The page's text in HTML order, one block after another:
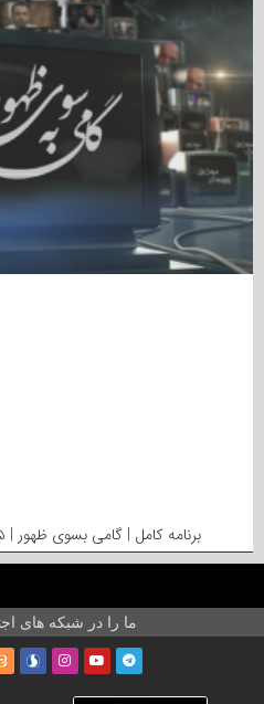
برنامه کامل | گامی بسوی ظهور | ۱۴۰۵.۴.۵ | استاد بهروزی لک
ما را در شبکه های